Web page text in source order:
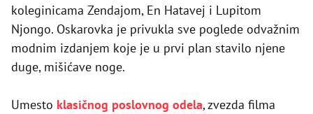
koleginicama Zendajom, En Hatavej i Lupitom
Njongo. Oskarovka je privukla sve poglede odvažnim
modnim izdanjem koje je u prvi plan stavilo njene
duge, mišićave noge.
Umesto klasičnog poslovnog odela, zvezda filma